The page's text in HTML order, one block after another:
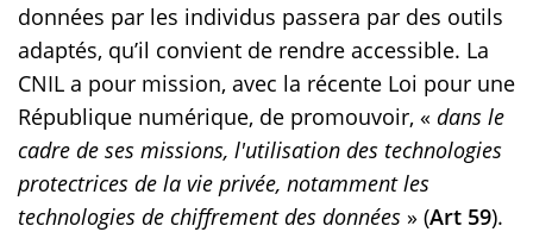
données par les individus passera par des outils
adaptés, qu’il convient de rendre accessible. La
CNIL a pour mission, avec la récente Loi pour une
République numérique, de promouvoir, « dans le
cadre de ses missions, l'utilisation des technologies
protectrices de la vie privée, notamment les
technologies de chiffrement des données » (Art 59).